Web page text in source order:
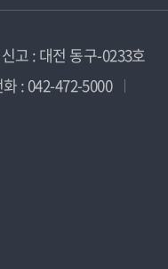
고 : 대전 동구-0233호
: 042-472-5000